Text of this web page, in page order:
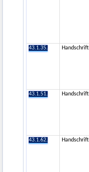
43.1.35.
Handschrift
43.1.51.
Handschrift
43.1.62.
Handschrift